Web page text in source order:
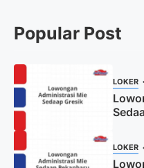
Popular Post
LOKER
LOKER